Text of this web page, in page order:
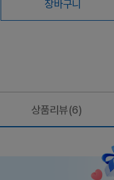
장바구니
상품리뷰(6)